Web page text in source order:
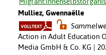
Mulliez, Gwennaëlle
Action in Adult Education
Media GmbH & Co. KG |